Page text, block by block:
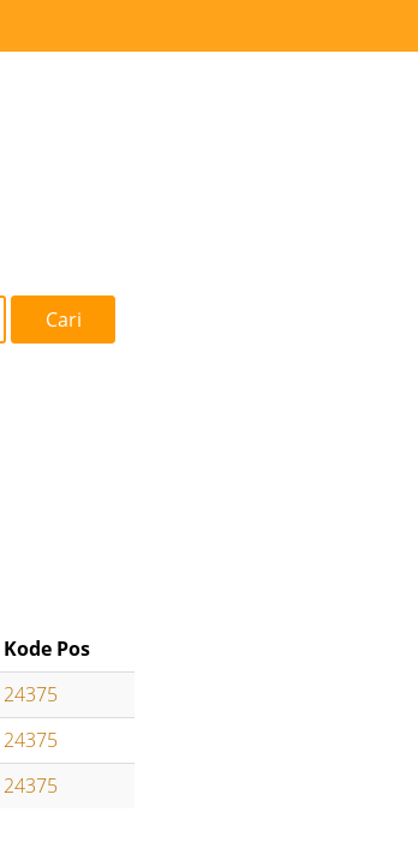
Cari
Kode Pos
24375
24375
24375